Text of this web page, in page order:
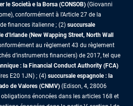
le Società e la Borsa (CONSOB) (Giovanni
conformément à l’Article 27 de la
finances italienne ; (2) succursale
d'Irlande (New Wapping Street, North Wall
au règlement 43 du règlement
d’instruments financiers) de 2017, tel que
: la Financial Conduct Authority (FCA)
E20 1JN) ; (4) succursale espagnole : la
de Valores (CNMV) (Edison, 4, 28006
énoncées dans les articles 168 et